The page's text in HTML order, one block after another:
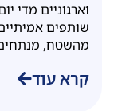
שותפים
מהשטח,
קרא עוד